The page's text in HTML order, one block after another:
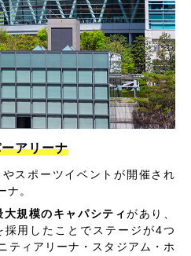
アリーナ
スポーツイベントが開催され
ナ。
規模のキャパシティがあり、
用したことでステージが4つ
ティアリーナ・スタジアム・ホ